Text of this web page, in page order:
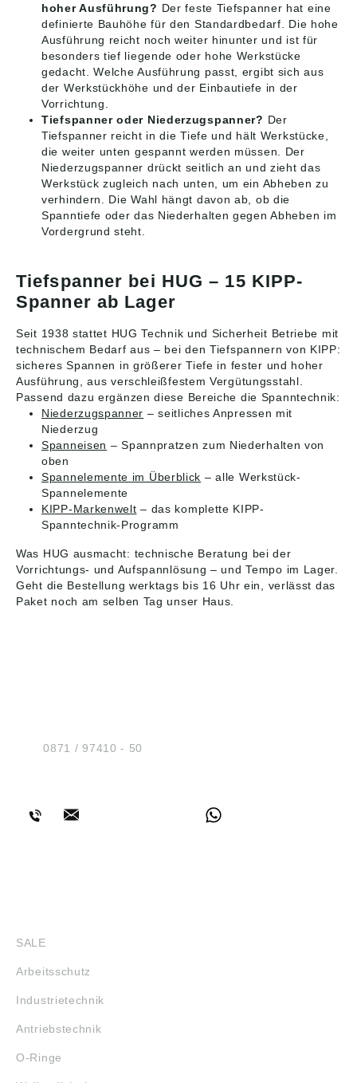
hoher Ausführung? Der feste Tiefspanner hat eine
definierte Bauhöhe für den Standardbedarf. Die hohe
Ausführung reicht noch weiter hinunter und ist für
besonders tief liegende oder hohe Werkstücke
gedacht. Welche Ausführung passt, ergibt sich aus
der Werkstückhöhe und der Einbautiefe in der
Vorrichtung.
Tiefspanner oder Niederzugspanner? Der
Tiefspanner reicht in die Tiefe und hält Werkstücke,
die weiter unten gespannt werden müssen. Der
Niederzugspanner drückt seitlich an und zieht das
Werkstück zugleich nach unten, um ein Abheben zu
verhindern. Die Wahl hängt davon ab, ob die
Spanntiefe oder das Niederhalten gegen Abheben im
Vordergrund steht.
Tiefspanner bei HUG – 15 KIPP-
Spanner ab Lager
Seit 1938 stattet HUG Technik und Sicherheit Betriebe mit
technischem Bedarf aus – bei den Tiefspannern von KIPP:
sicheres Spannen in größerer Tiefe in fester und hoher
Ausführung, aus verschleißfestem Vergütungsstahl.
Passend dazu ergänzen diese Bereiche die Spanntechnik:
Niederzugspanner – seitliches Anpressen mit
Niederzug
Spanneisen – Spannpratzen zum Niederhalten von
oben
Spannelemente im Überblick – alle Werkstück-
Spannelemente
KIPP-Markenwelt – das komplette KIPP-
Spanntechnik-Programm
Was HUG ausmacht: technische Beratung bei der
Vorrichtungs- und Aufspannlösung – und Tempo im Lager.
Geht die Bestellung werktags bis 16 Uhr ein, verlässt das
Paket noch am selben Tag unser Haus.
Tel.:0871 / 97410 - 50
SALE
Arbeitsschutz
Industrietechnik
Antriebstechnik
O-Ringe